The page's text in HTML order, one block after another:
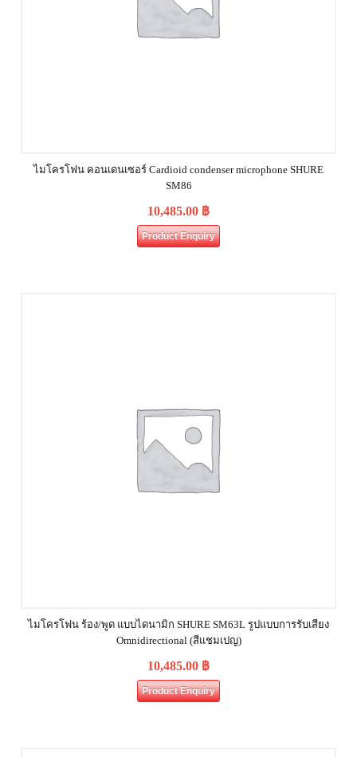
ไมโครโฟน คอนเดนเซอร์ Cardioid condenser microphone SHURE
SM86
10,485.00 ฿
Product Enquiry
ไมโครโฟน ร้อง/พูด แบบไดนามิก SHURE SM63L รูปแบบการรับเสียง
Omnidirectional (สีแชมเปญ)
10,485.00 ฿
Product Enquiry